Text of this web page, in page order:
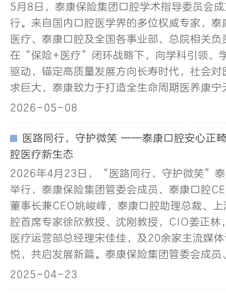
5月8日，泰康保险集团口腔学术指导委员会
行。来自国内口腔医学界的多位权威专家，
医疗、泰康口腔及全国各事业部、总院相关
在“保险+医疗”闭环战略下，向学科引领、
驱动，锚定高质量发展方向长寿时代，社会
求巨大，泰康致力于打造全生命周期医养康
2026-05-08
医路同行，守护微笑 ——泰康口腔安心正
腔医疗新生态
2026年4月23日，“医路同行，守护微笑”泰
举行，泰康保险集团管委会成员、泰康口腔
董事长兼CEO姚峻峰，泰康口腔助理总裁、
腔首席专家徐欣教授、沈刚教授，CIO姜正林
医疗运营部总经理宋佳佳，及20余家主流媒
悦，共启发展新篇。泰康保险集团管委会成员
2025-04-23